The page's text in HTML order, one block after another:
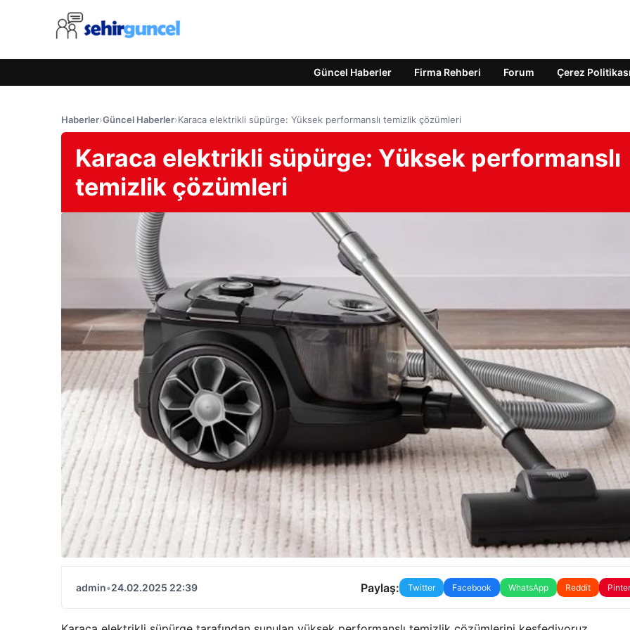
Güncel Haberler Firma Rehberi Forum Çerez Politikası
Haberler›Güncel Haberler›Karaca elektrikli süpürge: Yüksek performanslı temizlik çözümleri
Karaca elektrikli süpürge: Yüksek performanslı
temizlik çözümleri
admin•24.02.2025 22:39 Paylaş: Twitter Facebook WhatsApp Reddit